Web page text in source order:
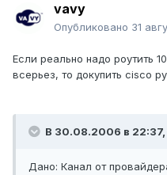
vavy
Опубликовано 31
Если реально надо роутить
всерьез, то докупить cisco
В 30.08.2006 в 22:37,
Дано: Канал от